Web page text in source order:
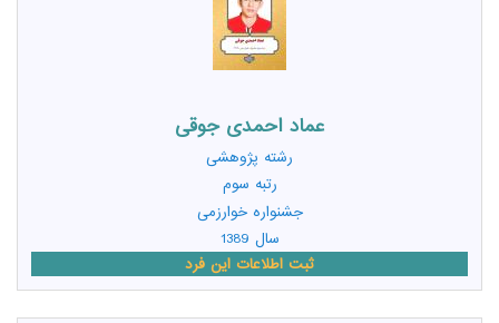
عماد احمدی جوقی
رشته پژوهشی
رتبه سوم
جشنواره خوارزمی
سال 1389
ثبت اطلاعات این فرد